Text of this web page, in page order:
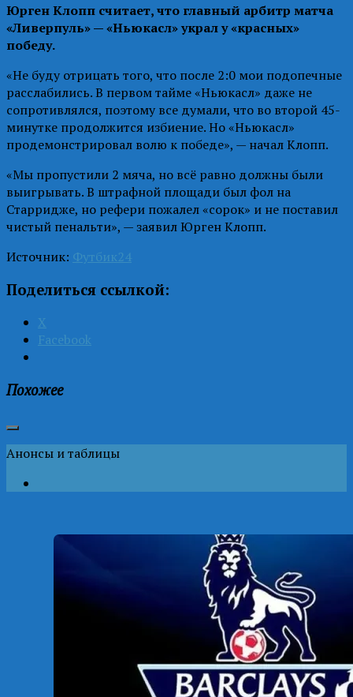
Юрген Клопп считает, что главный арбитр матча
«Ливерпуль» — «Ньюкасл» украл у «красных»
победу.
«Не буду отрицать того, что после 2:0 мои подопечные
расслабились. В первом тайме «Ньюкасл» даже не
сопротивлялся, поэтому все думали, что во второй 45-
минутке продолжится избиение. Но «Ньюкасл»
продемонстрировал волю к победе», — начал Клопп.
«Мы пропустили 2 мяча, но всё равно должны были
выигрывать. В штрафной площади был фол на
Старридже, но рефери пожалел «сорок» и не поставил
чистый пенальти», — заявил Юрген Клопп.
Источник: Футбик24
Поделиться ссылкой:
X
Facebook
Похожее
Анонсы и таблицы